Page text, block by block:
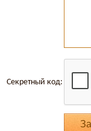
Секретный код: